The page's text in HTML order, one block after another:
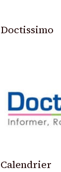
Doctissimo
Calendrier